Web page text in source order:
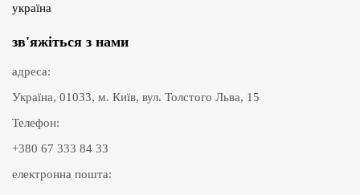
україна
зв'яжіться з нами
адреса:
Україна, 01033, м. Київ, вул. Толстого Льва, 15
Телефон:
+380 67 333 84 33
електронна пошта: